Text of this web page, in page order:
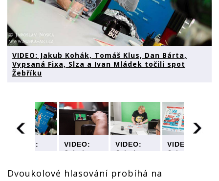
VIDEO: Jakub Kohák, Tomáš Klus, Dan Bárta,
Vypsaná Fixa, Slza a Ivan Mládek točili spot
Žebříku
VIDEO:
Tomáš
VIDEO:
Jakub
Tomáš
VIDEO:
Jakub
Tomáš
VIDEO:
Jakub
Dvoukolové hlasování probíhá na